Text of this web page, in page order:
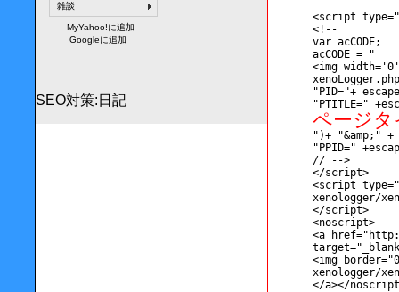
雑談
MyYahoo!に追加
Googleに追加
SEO対策: 日記
<script
<!--
var acCODE;
acCODE = "
<img
"PID="+
"PTITLE="
ページ
")+ "&amp;" +
"PPID="
// -->
</script>
<script
xenologger/
</script>
<noscript>
<a
<img
xenologger/
</a></